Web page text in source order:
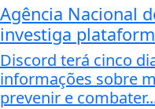
Agência Nacional
investiga
Discord terá cinco
informações sobre
prevenir e